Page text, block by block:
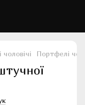
Портфелі